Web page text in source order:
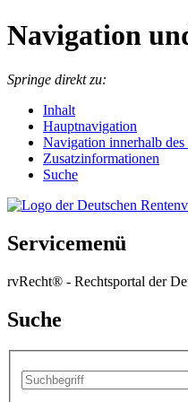
Navigation
Springe direkt zu:
Inhalt
Hauptnavigation
Navigation innerhalb des
Zusatzinformationen
Suche
Servicemenü
rvRecht® - Rechtsportal der
Suche